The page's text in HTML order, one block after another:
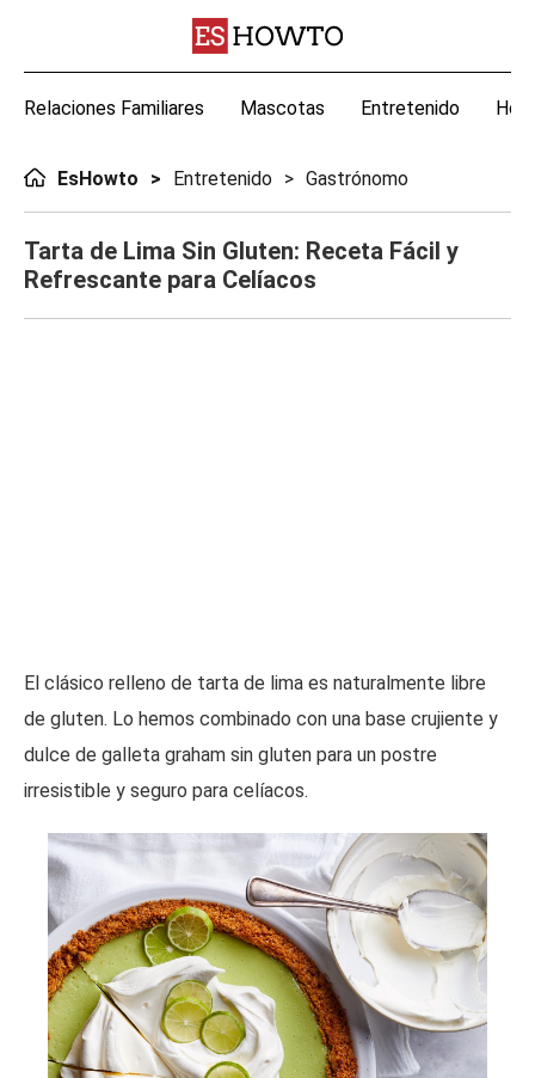
Relaciones Familiares Mascotas Entretenido
EsHowto Entretenido Gastrónomo
Tarta de Lima Sin Gluten: Receta Fácil y
Refrescante para Celíacos
El clásico relleno de tarta de lima es naturalmente libre
de gluten. Lo hemos combinado con una base crujiente y
dulce de galleta graham sin gluten para un postre
irresistible y seguro para celíacos.